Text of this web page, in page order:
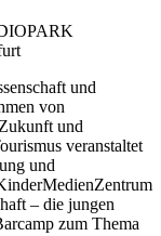
und
von
und
veranstaltet
und
– die jungen
zum Thema